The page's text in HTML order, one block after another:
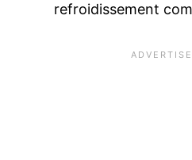
refroidissement